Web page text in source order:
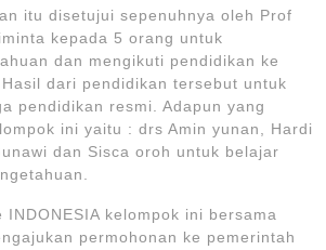
itu disetujui sepenuhnya oleh Prof
kepada 5 orang untuk
dan mengikuti pendidikan ke
Hasil dari pendidikan tersebut untuk
pendidikan resmi. Adapun yang
ini yaitu : drs Amin yunan, Hardi
dan Sisca oroh untuk belajar
INDONESIA kelompok ini bersama
permohonan ke pemerintah